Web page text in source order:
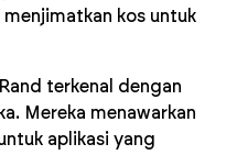
kos untuk
terkenal dengan
Mereka menawarkan
aplikasi yang